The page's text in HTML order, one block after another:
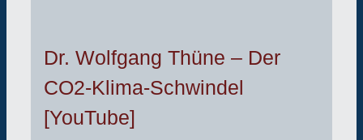
Dr. Wolfgang Thüne – Der
CO2-Klima-Schwindel
[YouTube]